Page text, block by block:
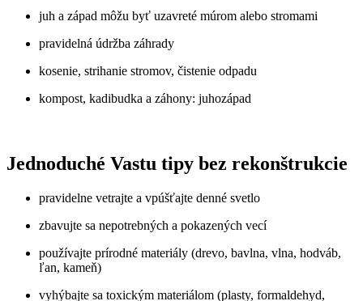
juh a západ môžu byť uzavreté múrom alebo stromami
pravidelná údržba záhrady
kosenie, strihanie stromov, čistenie odpadu
kompost, kadibudka a záhony: juhozápad
Jednoduché Vastu tipy bez rekonštrukcie
pravidelne vetrajte a vpúšťajte denné svetlo
zbavujte sa nepotrebných a pokazených vecí
používajte prírodné materiály (drevo, bavlna, vlna, hodváb,
ľan, kameň)
vyhýbajte sa toxickým materiálom (plasty, formaldehyd,